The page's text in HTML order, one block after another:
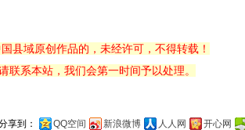
县域原创作品的，未经许可，不得转载！
系本站，我们会第一时间予以处理。
享到： QQ空间 新浪微博 人人网 开心网